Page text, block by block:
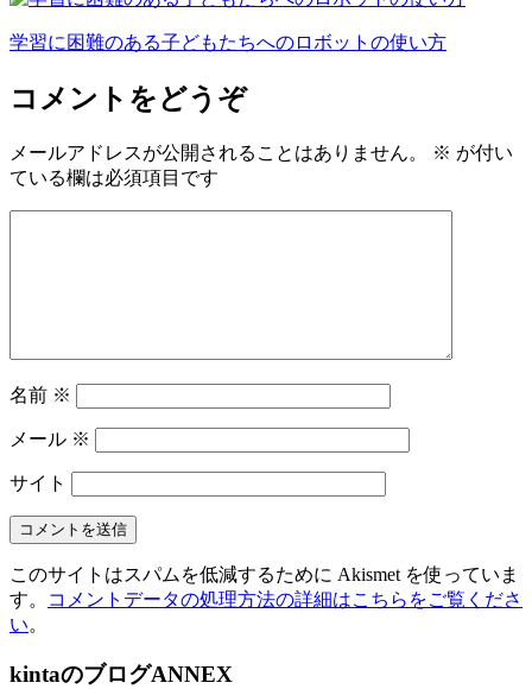
学習に困難のある子どもたちへのロボットの使い方
コメントをどうぞ
メールアドレスが公開されることはありません。 ※ が付い
ている欄は必須項目です
名前 ※
メール ※
サイト
このサイトはスパムを低減するために Akismet を使っていま
す。
コメントデータの処理方法の詳細はこちらをご覧くださ
い。
kintaのブログANNEX